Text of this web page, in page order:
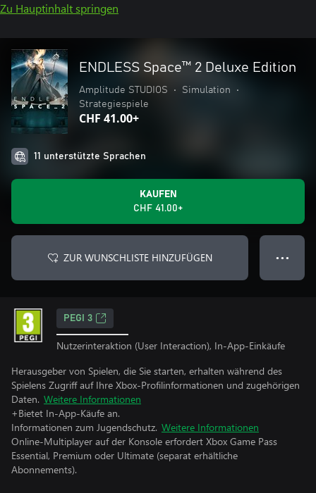
Zu Hauptinhalt springen
ENDLESS Space™ 2 Deluxe Edition
Amplitude STUDIOS • Simulation
•
Strategiespiele
CHF 41.00+
11 unterstützte Sprachen
KAUFEN
CHF 41.00+
ZUR WUNSCHLISTE HINZUFÜGEN ● ● ●
PEGI 3
Nutzerinteraktion (User Interaction), In-App-Einkäufe
Herausgeber von Spielen, die Sie starten, erhalten während des
Spielens Zugriff auf Ihre Xbox-Profilinformationen und zugehörigen
Daten. Weitere Informationen
+Bietet In-App-Käufe an.
Informationen zum Jugendschutz. Weitere Informationen
Online-Multiplayer auf der Konsole erfordert Xbox Game Pass
Essential, Premium oder Ultimate (separat erhältliche
Abonnements).